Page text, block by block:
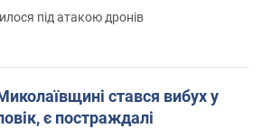
під атакою дронів
стався вибух у
є постраждалі